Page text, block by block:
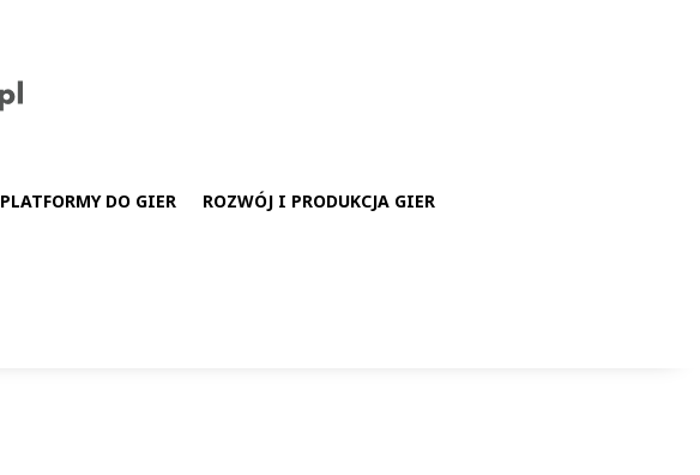
PLATFORMY DO GIER ROZWÓJ I PRODUKCJA GIER